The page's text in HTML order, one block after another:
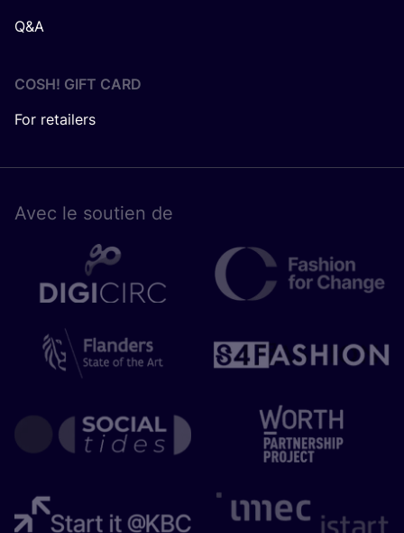
Q&A
COSH! GIFT CARD
For retailers
Avec le sou­tien de